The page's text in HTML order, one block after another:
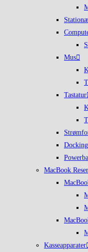
Mus
Tastatur
MacBook
Kasseapparater